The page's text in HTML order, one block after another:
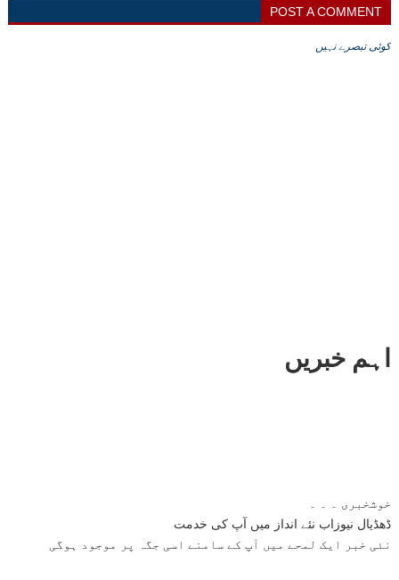
POST A COMMENT
کوئی تبصرے نہیں
اہم خبریں
ڈھڈیال نیوزاب نئے انداز میں آپ کی خدمت
نئی خبر ایک لمحے میں آپ کے سامنے اسی جگہ پر موجود ہوگی